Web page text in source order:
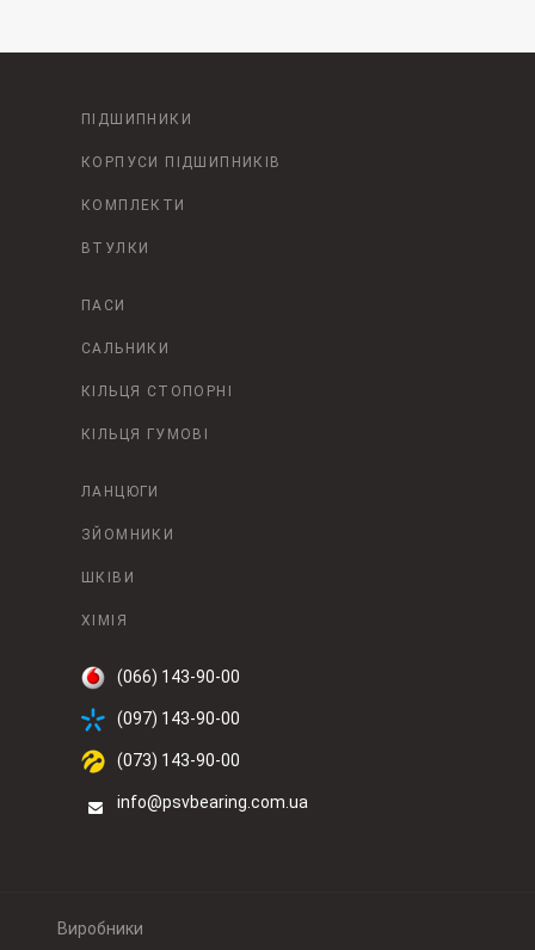
ПІДШИПНИКИ
КОРПУСИ ПІДШИПНИКІВ
КОМПЛЕКТИ
ВТУЛКИ
ПАСИ
САЛЬНИКИ
КІЛЬЦЯ СТОПОРНІ
КІЛЬЦЯ ГУМОВІ
ЛАНЦЮГИ
ЗЙОМНИКИ
ШКІВИ
ХІМІЯ
(066) 143-90-00
(097) 143-90-00
(073) 143-90-00
info@psvbearing.com.ua
Виробники